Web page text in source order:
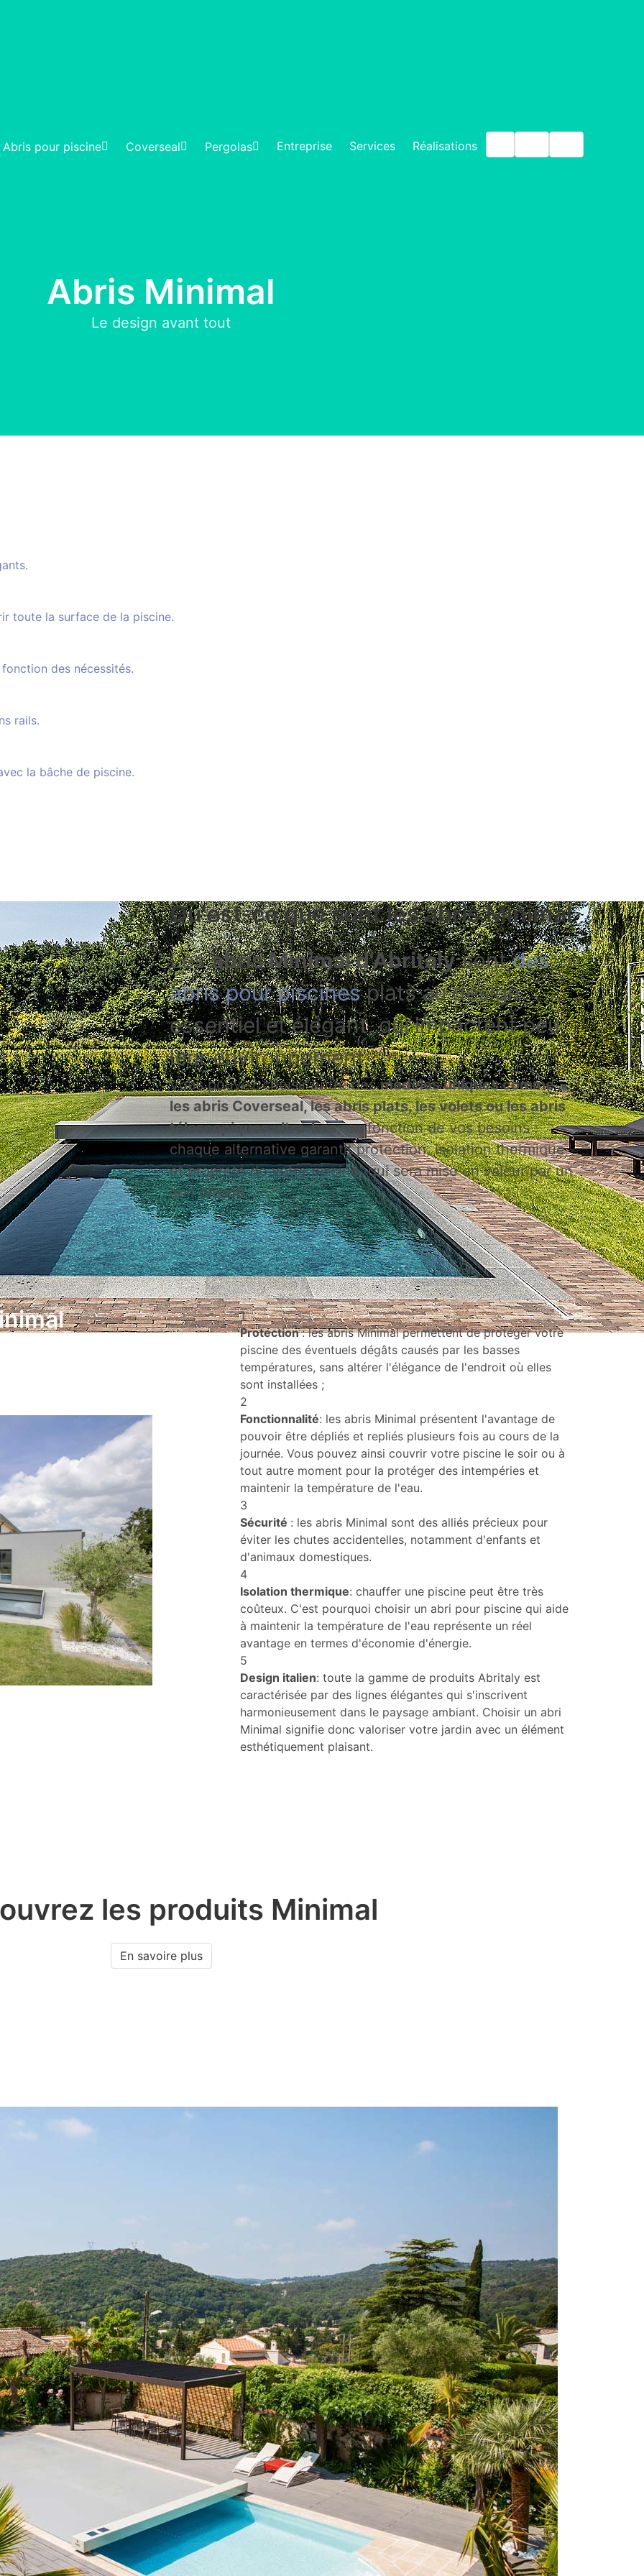
Abris pour piscine Coverseal Pergolas Entreprise Services Réalisations
Abris Minimal
Le design avant tout
toute la surface de la piscine.
des nécessités.
rails.
la bâche de piscine.
Qu'est-ce que sont les abris Minimal
Lesabris Minimal d'Abritalysontdes
abris pour piscinesplats au design
essentiel et élégant, qui impactent peu
leur environnement.
Vous pouvez choisir entre desmodèles uniques comme
les abris Coverseal, les abris plats, les volets ou les abris
télescopiques ultra-bas, en fonction de vos besoins :
chaque alternative garantit protection, isolation thermique
et propreté de votre piscine, qui sera mise en valeur par un
abri design.
1
Protection: les abris Minimal permettent de protéger votre
piscine des éventuels dégâts causés par les basses
températures, sans altérer l'élégance de l'endroit où elles
sont installées ;
2
Fonctionnalité: les abris Minimal présentent l'avantage de
pouvoir être dépliés et repliés plusieurs fois au cours de la
journée. Vous pouvez ainsi couvrir votre piscine le soir ou à
tout autre moment pour la protéger des intempéries et
maintenir la température de l'eau.
3
Sécurité : les abris Minimal sont des alliés précieux pour
éviter les chutes accidentelles, notamment d'enfants et
d'animaux domestiques.
4
Isolation thermique: chauffer une piscine peut être très
coûteux. C'est pourquoi choisir un abri pour piscine qui aide
à maintenir la température de l'eau représente un réel
avantage en termes d'économie d'énergie.
5
Design italien: toute la gamme de produits Abritaly est
caractérisée par des lignes élégantes qui s'inscrivent
harmonieusement dans le paysage ambiant. Choisir un abri
Minimal signifie donc valoriser votre jardin avec un élément
esthétiquement plaisant.
les produits Minimal
En savoire plus